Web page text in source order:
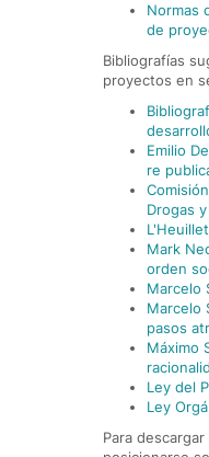
Normas
de
Bibliografías
proyectos en
Emilio
re
Drogas
Mark
orden
Marcelo
Marcelo
pasos
Máximo
Ley del
Ley
Para